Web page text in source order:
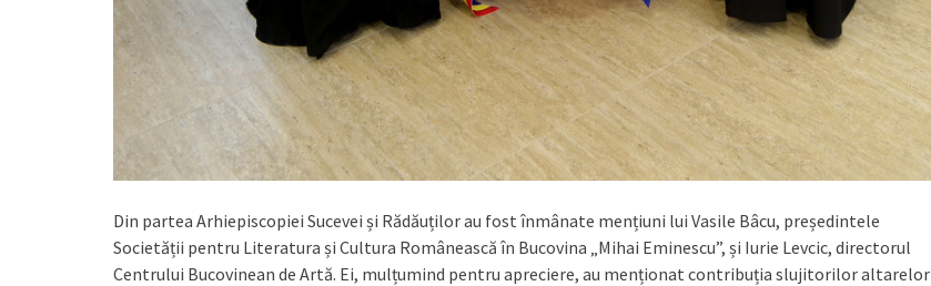
Din partea Arhiepiscopiei Sucevei și Rădăuților au fost înmânate mențiuni lui Vasile Bâcu, președintele
Societății pentru Literatura și Cultura Românească în Bucovina „Mihai Eminescu”, și Iurie Levcic, directorul
Centrului Bucovinean de Artă. Ei, mulțumind pentru apreciere, au menționat contribuția slujitorilor altarelor